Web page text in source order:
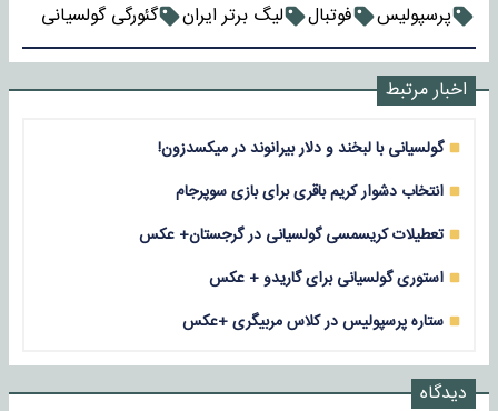
پرسپولیس فوتبال لیگ برتر ایران گئورگی گولسیانی
اخبار مرتبط
گولسیانی با لبخند و دلار بیرانوند در میکسدزون!
انتخاب دشوار کریم باقری برای بازی سوپرجام
تعطیلات کریسمسی گولسیانی در گرجستان+ عکس
استوری گولسیانی برای گاریدو + عکس
ستاره پرسپولیس در کلاس مربیگری +عکس
دیدگاه